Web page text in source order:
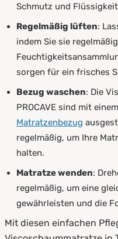
Schmutz und
Regelmäßig lüften:
indem Sie sie
sorgen für ein frisches
Bezug waschen: Die
PROCAVE sind mit
Matratzenbezug
regelmäßig, um Ihre
halten.
Matratze wenden:
regelmäßig, um eine
gewährleisten und die
Mit diesen einfachen